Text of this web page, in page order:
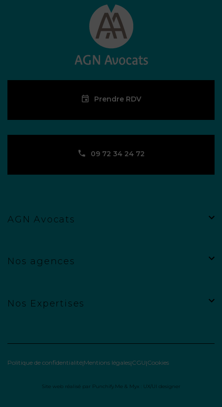
Prendre RDV
09 72 34 24 72
AGN Avocats
Nos agences
Nos Expertises
Politique de confidentialité Mentions légales CGU Cookies
Site web réalisé par Punchify.Me & Myx : UX/UI designer